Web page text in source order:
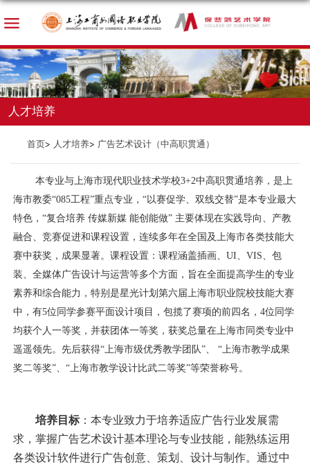
人才培养
首页 人才培养 广告艺术设计（中高职贯通）
本专业与上海市现代职业技术学校3+2中高职贯通培养，是上
海市教委“085工程”重点专业，“以赛促学、双线交替”是本专业最大
特色，“复合培养 传媒新媒 能创能做” 主要体现在实践导向、产教
融合、竞赛促进和课程设置，连续多年在全国及上海市各类技能大
赛中获奖，成果显著。课程设置：课程涵盖插画、UI、VIS、包
装、全媒体广告设计与运营等多个方面，旨在全面提高学生的专业
素养和综合能力，特别是星光计划第六届上海市职业院校技能大赛
中，有5位同学参赛平面设计项目，包揽了赛项的前四名，4位同学
均获个人一等奖，并获团体一等奖，获奖总量在上海市同类专业中
遥遥领先。先后获得“上海市级优秀教学团队”、 “上海市教学成果
奖二等奖”、“上海市教学设计比武二等奖”等荣誉称号。
培养目标：本专业致力于培养适应广告行业发展需
求，掌握广告艺术设计基本理论与专业技能，能熟练运用
各类设计软件进行广告创意、策划、设计与制作。通过中